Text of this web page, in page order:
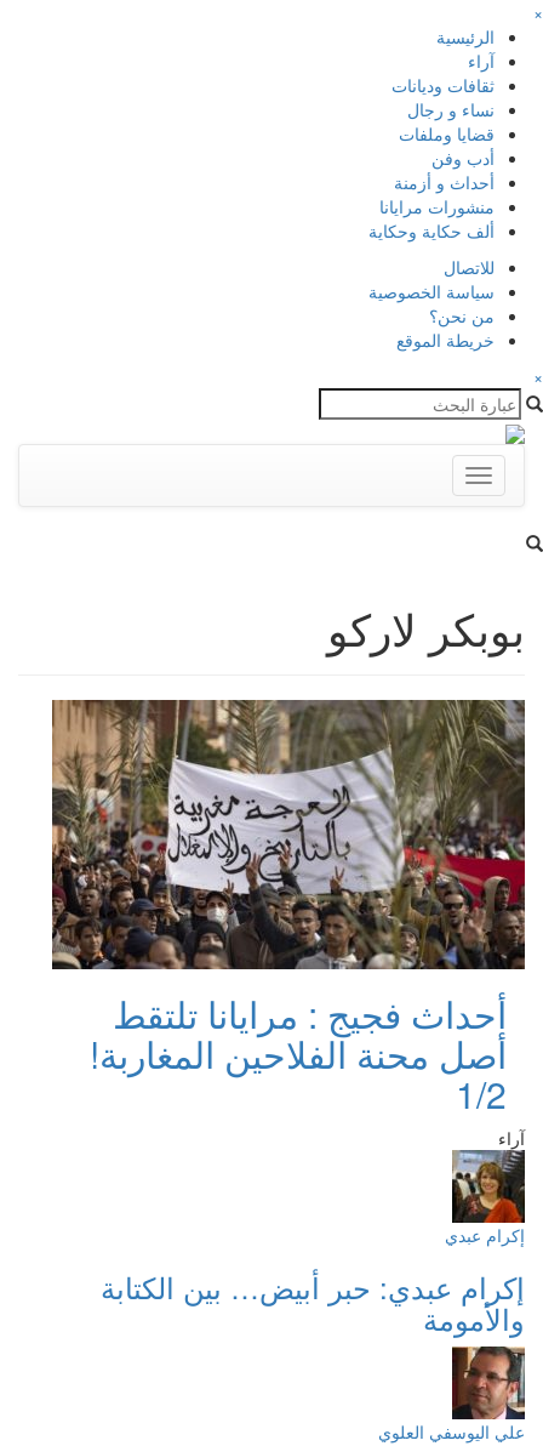
×
الرئيسية
آراء
ثقافات وديانات
نساء و رجال
قضايا وملفات
أدب وفن
أحداث و أزمنة
منشورات مرايانا
ألف حكاية وحكاية
للاتصال
سياسة الخصوصية
من نحن؟
خريطة الموقع
×
Toggle
navigation
بوبكر لاركو
أحداث فجيج : مرايانا تلتقط
أصل محنة الفلاحين المغاربة!
1/2
آراء
إكرام عبدي
إكرام عبدي: حبر أبيض… بين الكتابة
والأمومة
علي اليوسفي العلوي